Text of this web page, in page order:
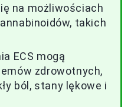
na możliwościach
takich
ECS mogą
zdrowotnych,
ból, stany lękowe i